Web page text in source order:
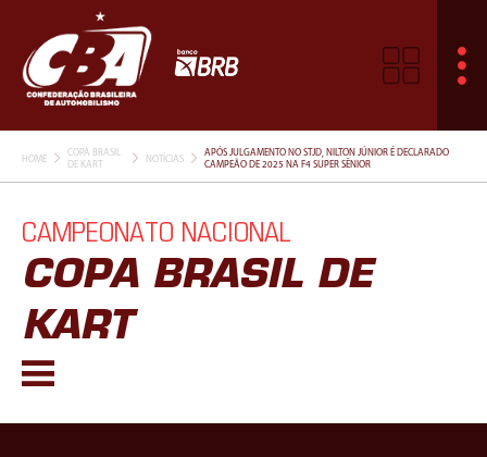
HOME
COPA BRASIL
DE KART
NOTÍCIAS
APÓS JULGAMENTO NO STJD, NILTON JÚNIOR É DECLARADO
CAMPEÃO DE 2025 NA F4 SUPER SÊNIOR
CAMPEONATO NACIONAL
COPA BRASIL DE
KART